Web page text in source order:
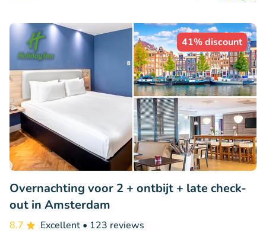
41% discount
Overnachting voor 2 + ontbijt + late check-
out in Amsterdam
8.7 Excellent • 123 reviews